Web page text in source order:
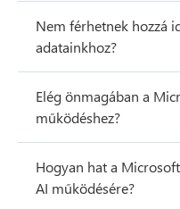
Nem férhetnek hozzá
adatainkhoz?
Elég önmagában a
működéshez?
Hogyan hat a
AI működésére?